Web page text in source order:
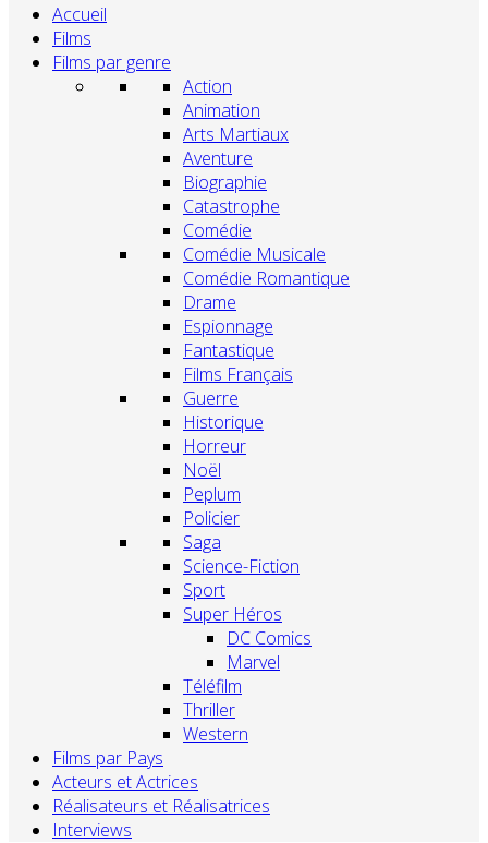
Accueil
Films
Films par genre
Action
Animation
Arts Martiaux
Aventure
Biographie
Catastrophe
Comédie
Comédie Musicale
Comédie Romantique
Drame
Espionnage
Fantastique
Films Français
Guerre
Historique
Horreur
Noël
Peplum
Policier
Saga
Science-Fiction
Sport
Super Héros
DC Comics
Marvel
Téléfilm
Thriller
Western
Films par Pays
Acteurs et Actrices
Réalisateurs et Réalisatrices
Interviews